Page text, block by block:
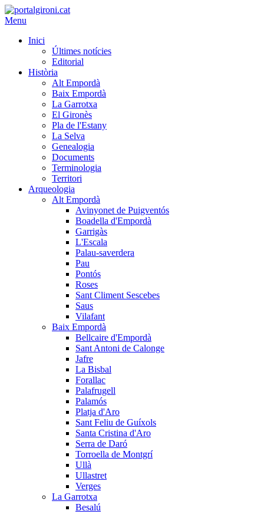
Menu
Inici
Últimes notícies
Editorial
Història
Alt Empordà
Baix Empordà
La Garrotxa
El Gironès
Pla de l'Estany
La Selva
Genealogia
Documents
Terminologia
Territori
Arqueologia
Alt Empordà
Avinyonet de Puigventós
Boadella d'Empordà
Garrigàs
L'Escala
Palau-saverdera
Pau
Pontós
Roses
Sant Climent Sescebes
Saus
Vilafant
Baix Empordà
Bellcaire d'Empordà
Sant Antoni de Calonge
Jafre
La Bisbal
Forallac
Palafrugell
Palamós
Platja d'Aro
Sant Feliu de Guíxols
Santa Cristina d'Aro
Serra de Daró
Torroella de Montgrí
Ullà
Ullastret
Verges
La Garrotxa
Besalú